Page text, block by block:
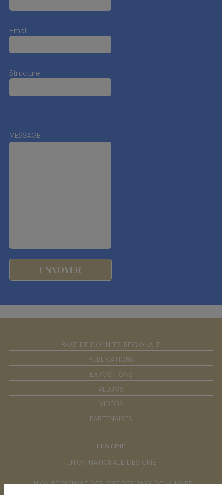
Email
Structure
MESSAGE
BASE DE DONNÉES RÉGIONALE
PUBLICATIONS
EXPOSITIONS
ALBUMS
VIDÉOS
PARTENAIRES
LES CPIE
UNION NATIONALE DES CPIE
UNION RÉGIONALE DES CPIE DES PAYS DE LA LOIRE